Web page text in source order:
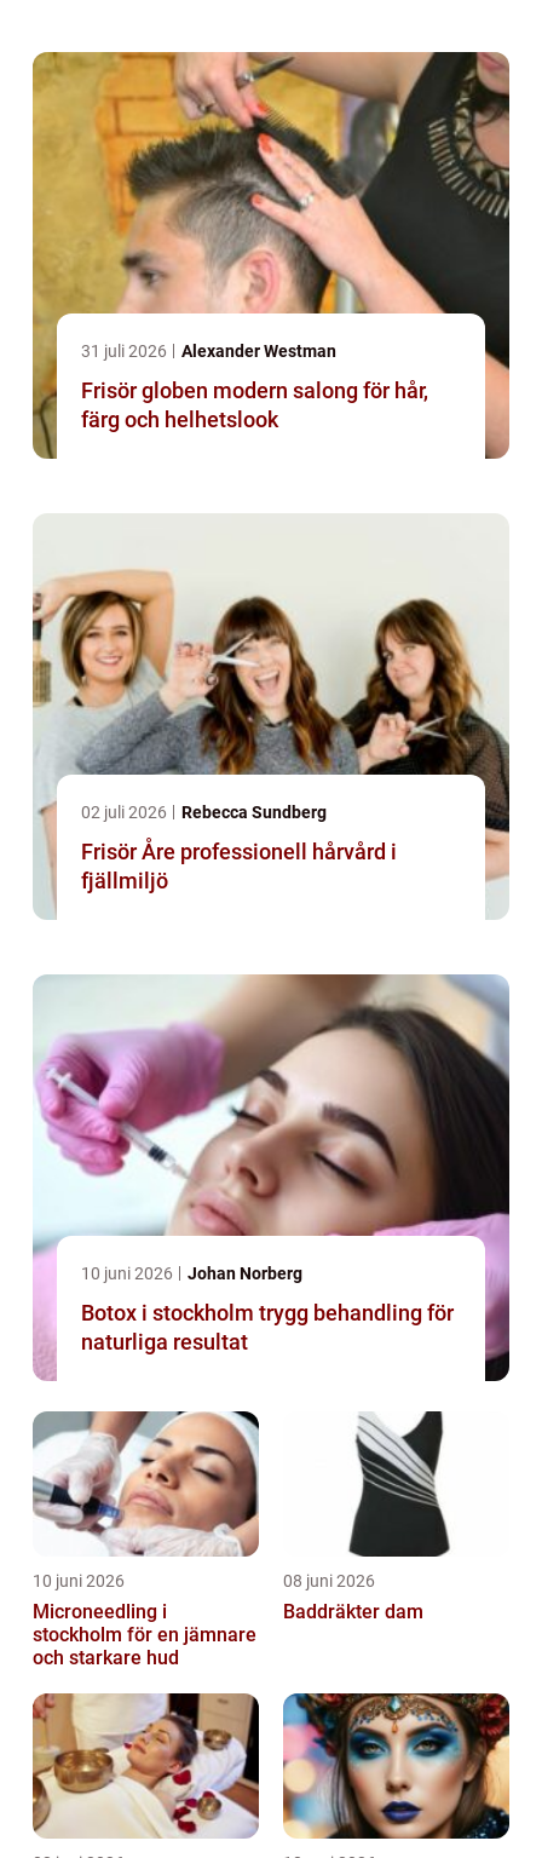
31 juli 2026 Alexander Westman
Frisör globen modern salong för hår,
färg och helhetslook
02 juli 2026 Rebecca Sundberg
Frisör Åre professionell hårvård i
fjällmiljö
10 juni 2026 Johan Norberg
Botox i stockholm trygg behandling för
naturliga resultat
10 juni 2026
Microneedling i
stockholm för en jämnare
och starkare hud
08 juni 2026
Baddräkter dam